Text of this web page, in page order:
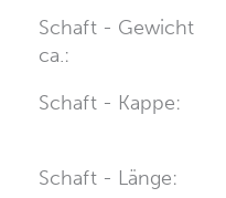
Schaft - Gewicht
ca.:
Schaft - Kappe:
Schaft - Länge: